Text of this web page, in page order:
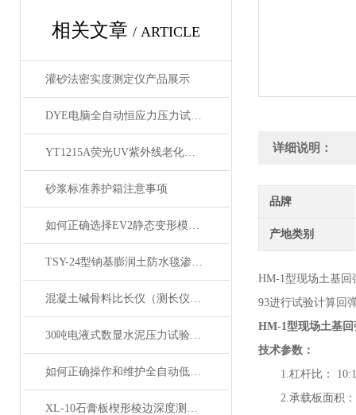
相关文章 / ARTICLE
灌砂法密实度测定仪产品展示
DYE电脑全自动恒应力压力试验机 产品展示
YT1215A荧光UV紫外线老化箱产品简介
砂浆标准养护箱注意事项
如何正确选择EV2静态变形模量测试仪设备？
TSY-24型钠基膨润土防水毯渗透系数测定仪产品简介
混凝土碱骨料比长仪（测长仪）产品展示
30吨电液式数显水泥压力试验机产品展示
如何正确操作和维护全自动低温冻融试验箱？
XL-10石膏板楔形棱边深度测定仪产品展示
详细说明：
品牌
产地类别
HM-1型现场土基回
93进行试验计算回
HM-1型现场土基
技术参数：
1.杠杆比： 10:1
2.承载板面积：